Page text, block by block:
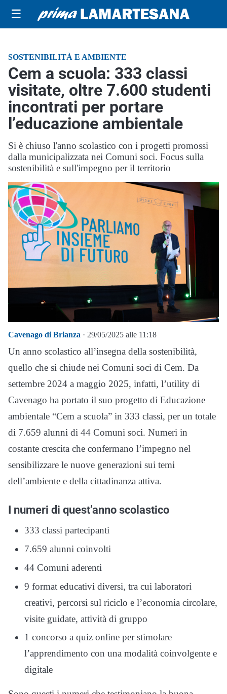
☰
SOSTENIBILITÀ E AMBIENTE
Cem a scuola: 333 classi
visitate, oltre 7.600 studenti
incontrati per portare
l’educazione ambientale
Si è chiuso l'anno scolastico con i progetti promossi
dalla municipalizzata nei Comuni soci. Focus sulla
sostenibilità e sull'impegno per il territorio
Cavenago di Brianza · 29/05/2025 alle 11:18
Un anno scolastico all’insegna della sostenibilità,
quello che si chiude nei Comuni soci di Cem. Da
settembre 2024 a maggio 2025, infatti, l’utility di
Cavenago ha portato il suo progetto di Educazione
ambientale “Cem a scuola” in 333 classi, per un totale
di 7.659 alunni di 44 Comuni soci. Numeri in
costante crescita che confermano l’impegno nel
sensibilizzare le nuove generazioni sui temi
dell’ambiente e della cittadinanza attiva.
I numeri di quest’anno scolastico
333 classi partecipanti
7.659 alunni coinvolti
44 Comuni aderenti
9 format educativi diversi, tra cui laboratori
creativi, percorsi sul riciclo e l’economia circolare,
visite guidate, attività di gruppo
1 concorso a quiz online per stimolare
l’apprendimento con una modalità coinvolgente e
digitale